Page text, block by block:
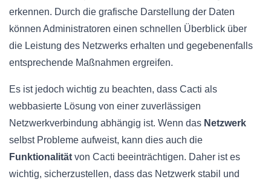
erkennen. Durch die grafische Darstellung der Daten
können Administratoren einen schnellen Überblick über
die Leistung des Netzwerks erhalten und gegebenenfalls
entsprechende Maßnahmen ergreifen.
Es ist jedoch wichtig zu beachten, dass Cacti als
webbasierte Lösung von einer zuverlässigen
Netzwerkverbindung abhängig ist. Wenn das Netzwerk
selbst Probleme aufweist, kann dies auch die
Funktionalität von Cacti beeinträchtigen. Daher ist es
wichtig, sicherzustellen, dass das Netzwerk stabil und